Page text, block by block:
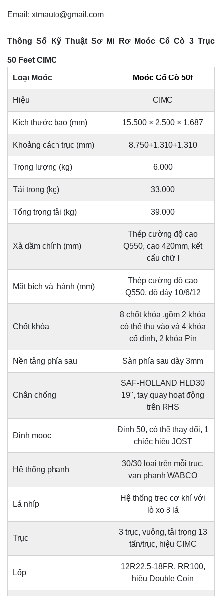
Email: xtmauto@gmail.com
Thông Số Kỹ Thuật Sơ Mi Rơ Moóc Cổ Cò 3 Trục
50 Feet CIMC
Loại Moóc Moóc Cổ Cò 50f
Hiệu CIMC
Kích thước bao (mm) 15.500 × 2.500 × 1.687
Khoảng cách trục (mm) 8.750+1.310+1.310
Trọng lượng (kg) 6.000
Tải trọng (kg) 33.000
Tổng trọng tải (kg) 39.000
Xà dầm chính (mm)
Thép cường độ cao
Q550, cao 420mm, kết
cấu chữ I
Mặt bích và thành (mm)
Thép cường độ cao
Q550, độ dày 10/6/12
Chốt khóa
8 chốt khóa ,gồm 2 khóa
có thể thu vào và 4 khóa
cố định, 2 khóa Pin
Nền tảng phía sau Sàn phía sau dày 3mm
Chân chống
SAF-HOLLAND HLD30
19", tay quay hoạt động
trên RHS
Đinh mooc
Đinh 50, có thể thay đổi, 1
chiếc hiệu JOST
Hệ thống phanh
30/30 loại trên mỗi trục,
van phanh WABCO
Lá nhíp
Hệ thống treo cơ khí với
lò xo 8 lá
Trục
3 trục, vuông, tải trọng 13
tấn/trục, hiệu CIMC
Lốp
12R22.5-18PR, RR100,
hiệu Double Coin